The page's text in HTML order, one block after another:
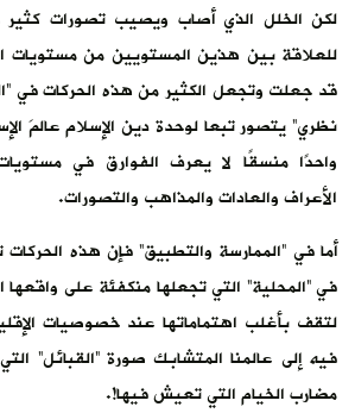
لكن الخلل الذي أصاب ويصيب تصورات كثير
للعلاقة بين هذين المستويين من مستويات
قد جعلت وتجعل الكثير من هذه الحركات في
نظري” يتصور تبعا لوحدة دين الإسلام عالمَ
واحدًا منسقًا لا يعرف الفوارق في
الأعراف والعادات والمذاهب والتصورات.
أما في “الممارسة والتطبيق” فإن هذه
في “المحلية” التي تجعلها منكفئة على
لتقف بأغلب اهتماماتها عند خصوصيات
فيه إلى عالمنا المتشابك صورة “القبائل”
مضارب الخيام التي تعيش فيها!.